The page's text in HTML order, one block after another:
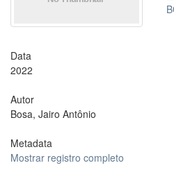
Data
2022
Autor
Bosa, Jairo Antônio
Metadata
Mostrar registro completo